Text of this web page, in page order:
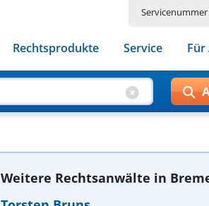
Servicenummer
Rechtsprodukte Service Für
Weitere Rechtsanwälte in